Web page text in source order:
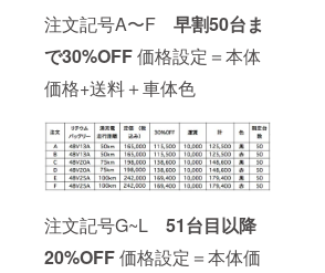
注文記号A〜F 早割50台ま
で30%OFF価格設定＝本体
価格+送料＋車体色
注文記号G~L 51台目以降
20%OFF価格設定＝本体価